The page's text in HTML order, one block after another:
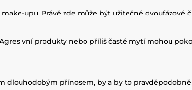
upu. Právě zde může být užitečné dvoufázové
produkty nebo příliš časté mytí mohou
dlouhodobým přínosem, byla by to